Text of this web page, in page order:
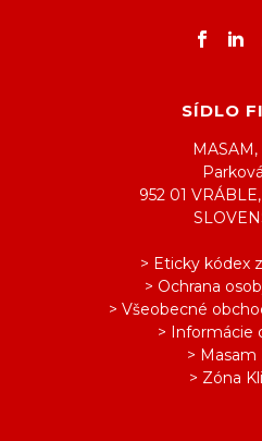
SÍDLO
MASAM,
952 01
> Eticky kódex
> Ochrana
> Všeobecné
> Informácie
> Masam
> Zóna